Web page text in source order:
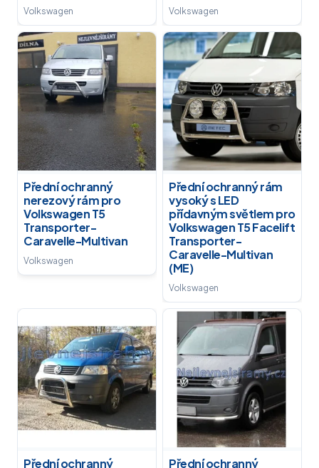
Volkswagen Volkswagen
Přední ochranný
nerezový rám pro
Volkswagen T5
Transporter-
Caravelle-Multivan
Volkswagen
Přední ochranný rám
vysoký s LED
přídavným světlem pro
Volkswagen T5 Facelift
Transporter-
Caravelle-Multivan
(ME)
Volkswagen
Přední ochranný Přední ochranný